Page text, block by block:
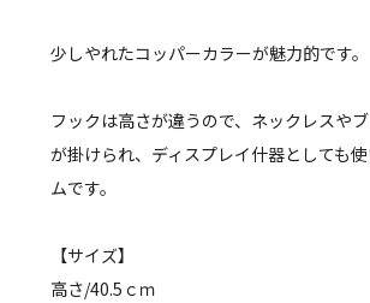
少しやれたコッパーカラーが魅力的です。
フックは高さが違うので、ネックレスや
が掛けられ、ディスプレイ什器としても
ムです。
【サイズ】
高さ/40.5ｃｍ